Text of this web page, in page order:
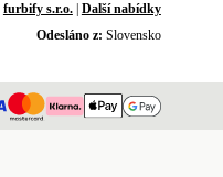
furbify s.r.o.| Další nabídky
Odesláno z: Slovensko